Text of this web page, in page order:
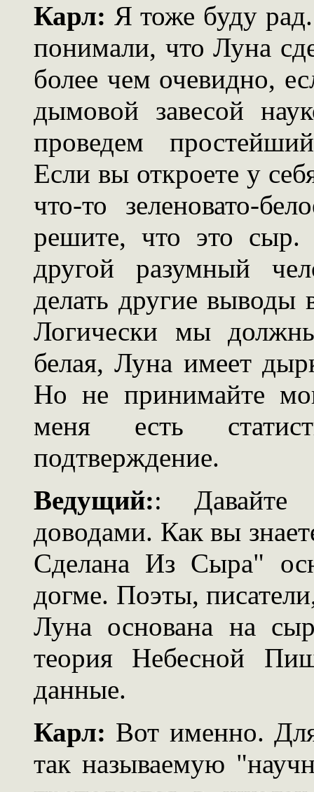
Карл: Я тоже буду
понимали, что Луна
более чем очевидно,
дымовой завесой
проведем
Если вы откроете у
что-то зеленовато-
решите, что это
другой разумный
делать другие выводы
Логически мы
белая, Луна имеет
Но не принимайте
меня есть
подтверждение.
Ведущий:: Давайте
доводами. Как вы
Сделана Из Сыра"
догме. Поэты,
Луна основана на
теория Небесной
данные.
Карл: Вот именно.
так называемую